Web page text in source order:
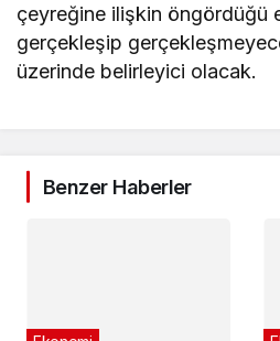
çeyreğine ilişkin öngördüğü
gerçekleşip
üzerinde belirleyici olacak.
Benzer Haberler